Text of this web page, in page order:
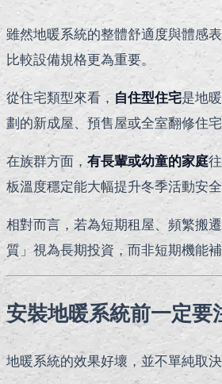
雖然地暖系統的整體舒適度與體感
比較設備規格更為重要。
從住宅類型來看，自住型住宅是地
劃的新成屋、預售屋或全室翻修住
在族群方面， 有長輩或幼童的家庭
板溫度穩定能大幅提升冬季活動安
相對而言，若為短期租屋、頻繁搬
質」視為長期投資，而非短期機能
安裝地暖系統前一定要
地暖系統的效果好壞，並不單純取